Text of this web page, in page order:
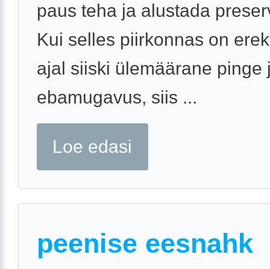
paus teha ja alustada
Kui selles piirkonnas on
ajal siiski ülemäärane pinge
ebamugavus, siis ...
Loe edasi
peenise eesnahk